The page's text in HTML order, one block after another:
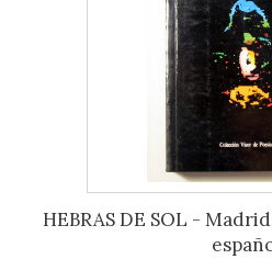
HEBRAS DE SOL -